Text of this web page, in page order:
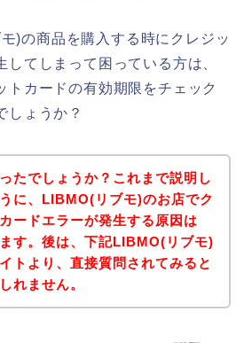
)の商品を購入する時にクレジッ
してしまって困っている方は、
トカードの有効期限をチェック
しょうか？
たでしょうか？これまで説明し
に、LIBMO(リブモ)のお店でク
ードエラーが発生する原因は
す。後は、下記LIBMO(リブモ)
トより、直接質問されてみると
れません。